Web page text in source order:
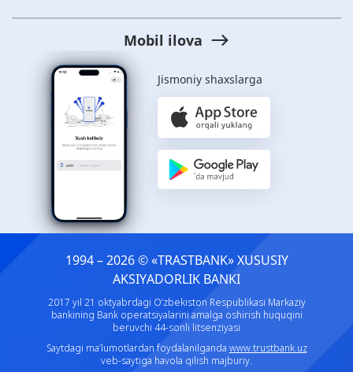
Mobil ilova
Jismoniy shaxslarga
1994 – 2026 © «TRASTBANK» ХUSUSIY
AKSIYADORLIK BANKI
2017 yil 21 oktyabrdagi O‘zbekiston Respublikasi Markaziy
bankining Bank operatsiyalarini amalga oshirish huquqini
beruvchi 44-sonli litsenziyasi
Saytdagi ma’lumotlardan foydalanilganda www.trustbank.uz
veb-saytiga havola qilish majburiy.